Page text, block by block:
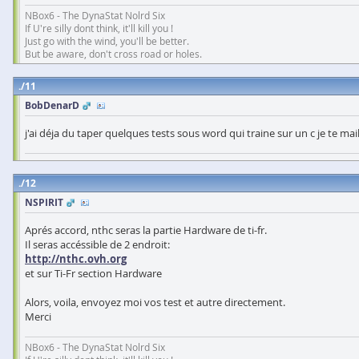
NBox6 - The DynaStat Nolrd Six
If U're silly dont think, it'll kill you !
Just go with the wind, you'll be better.
But be aware, don't cross road or holes.
11
BobDenarD
j'ai déja du taper quelques tests sous word qui traine sur un c je te
12
NSPIRIT
Aprés accord, nthc seras la partie Hardware de ti-fr.
Il seras accéssible de 2 endroit:
http://nthc.ovh.org
et sur Ti-Fr section Hardware
Alors, voila, envoyez moi vos test et autre directement.
Merci
NBox6 - The DynaStat Nolrd Six